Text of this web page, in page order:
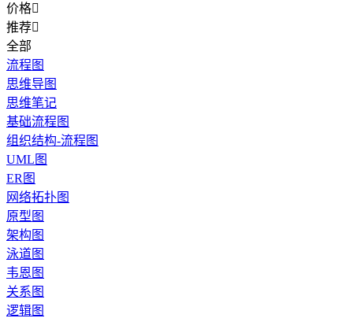
价格
推荐
全部
流程图
思维导图
思维笔记
基础流程图
组织结构-流程图
UML图
ER图
网络拓扑图
原型图
架构图
泳道图
韦恩图
关系图
逻辑图